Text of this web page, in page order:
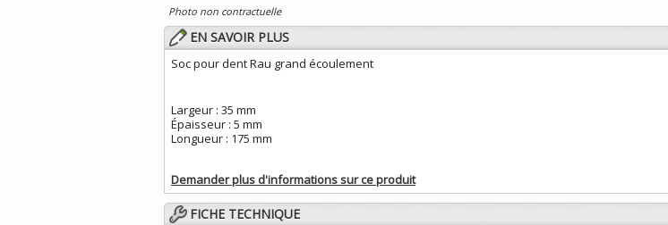
Photo non contractuelle
EN SAVOIR PLUS
Soc pour dent Rau grand écoulement
Largeur : 35 mm
Épaisseur : 5 mm
Longueur : 175 mm
Demander plus d'informations sur ce produit
FICHE TECHNIQUE